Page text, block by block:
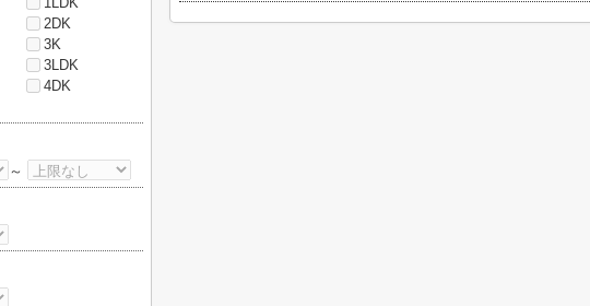
2DK
3K
3LDK
4DK
～